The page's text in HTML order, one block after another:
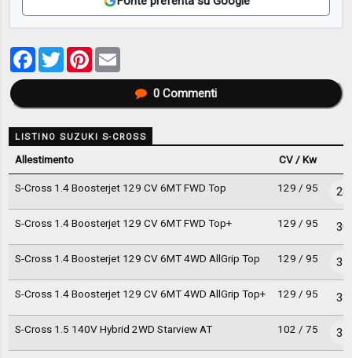
Facebook
TwitterPinterest
0Commenti
LISTINO SUZUKI S-CROSS
Allestimento CV / Kw
S-Cross 1.4 Boosterjet 129 CV 6MT FWD Top 129 / 95
S-Cross 1.4 Boosterjet 129 CV 6MT FWD Top+ 129 / 95
S-Cross 1.4 Boosterjet 129 CV 6MT 4WD AllGrip Top 129 / 95
S-Cross 1.4 Boosterjet 129 CV 6MT 4WD AllGrip Top+ 129 / 95
S-Cross 1.5 140V Hybrid 2WD Starview AT 102 / 75